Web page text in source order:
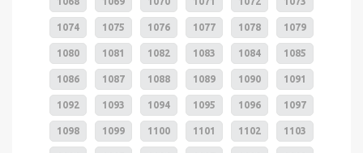
1074 1075 1076 1077 1078 1079
1080 1081 1082 1083 1084 1085
1086 1087 1088 1089 1090 1091
1092 1093 1094 1095 1096 1097
1098 1099 1100 1101 1102 1103